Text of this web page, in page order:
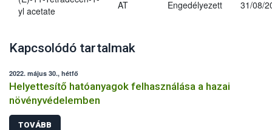
yl acetate
AT Engedélyezett 31/08/
Kapcsolódó tartalmak
2022. május 30., hétfő
Helyettesítő hatóanyagok felhasználása a hazai
növényvédelemben
TOVÁBB